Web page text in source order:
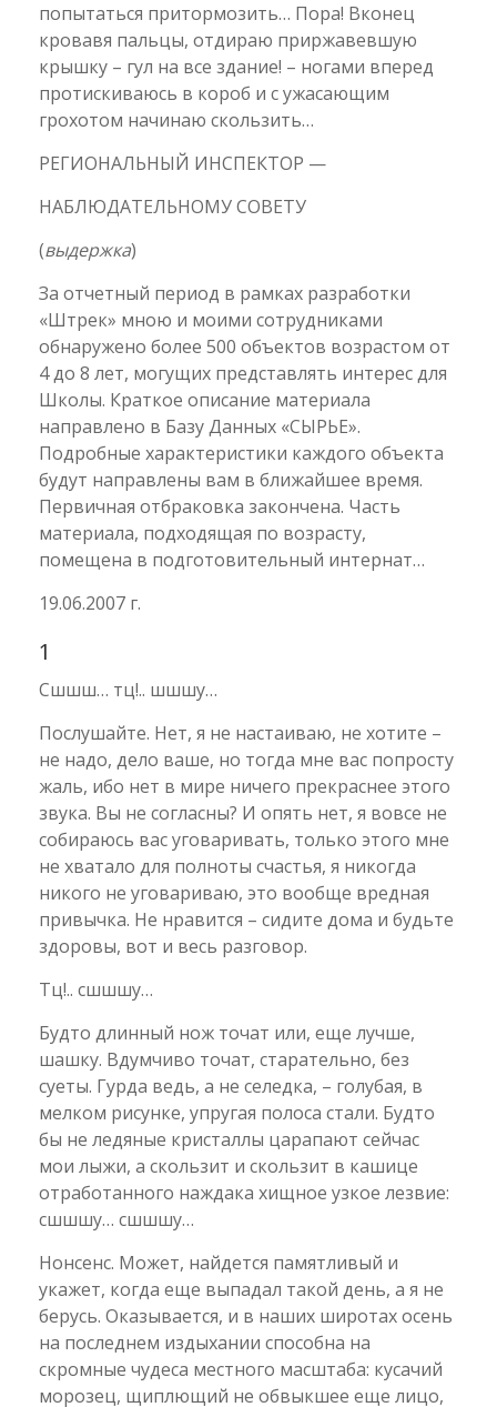
попытаться притормозить… Пора! Вконец
кровавя пальцы, отдираю приржавевшую
крышку – гул на все здание! – ногами вперед
протискиваюсь в короб и с ужасающим
грохотом начинаю скользить…
РЕГИОНАЛЬНЫЙ ИНСПЕКТОР —
НАБЛЮДАТЕЛЬНОМУ СОВЕТУ
(выдержка)
За отчетный период в рамках разработки
«Штрек» мною и моими сотрудниками
обнаружено более 500 объектов возрастом от
4 до 8 лет, могущих представлять интерес для
Школы. Краткое описание материала
направлено в Базу Данных «СЫРЬЕ».
Подробные характеристики каждого объекта
будут направлены вам в ближайшее время.
Первичная отбраковка закончена. Часть
материала, подходящая по возрасту,
помещена в подготовительный интернат…
19.06.2007 г.
1
Сшшш… тц!.. шшшу…
Послушайте. Нет, я не настаиваю, не хотите –
не надо, дело ваше, но тогда мне вас попросту
жаль, ибо нет в мире ничего прекраснее этого
звука. Вы не согласны? И опять нет, я вовсе не
собираюсь вас уговаривать, только этого мне
не хватало для полноты счастья, я никогда
никого не уговариваю, это вообще вредная
привычка. Не нравится – сидите дома и будьте
здоровы, вот и весь разговор.
Тц!.. сшшшу…
Будто длинный нож точат или, еще лучше,
шашку. Вдумчиво точат, старательно, без
суеты. Гурда ведь, а не селедка, – голубая, в
мелком рисунке, упругая полоса стали. Будто
бы не ледяные кристаллы царапают сейчас
мои лыжи, а скользит и скользит в кашице
отработанного наждака хищное узкое лезвие:
сшшшу… сшшшу…
Нонсенс. Может, найдется памятливый и
укажет, когда еще выпадал такой день, а я не
берусь. Оказывается, и в наших широтах осень
на последнем издыхании способна на
скромные чудеса местного масштаба: кусачий
морозец, щиплющий не обвыкшее еще лицо,